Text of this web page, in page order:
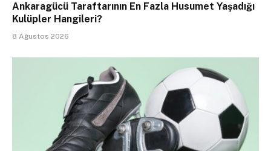
Ankaragücü Taraftarının En Fazla Husumet Yaşadığı
Kulüpler Hangileri?
8 Ağustos 2026